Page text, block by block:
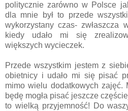
politycznie zarówno w Polsce
dla mnie był to przede
wykorzystany czas- zwłaszcza
kiedy udało mi się
większych wycieczek.
Przede wszystkim jestem z
obietnicy i udało mi się pisać
mimo wielu dodatkowych zajęć.
będę mogła pisać jeszcze
to wielką przyjemność! Do